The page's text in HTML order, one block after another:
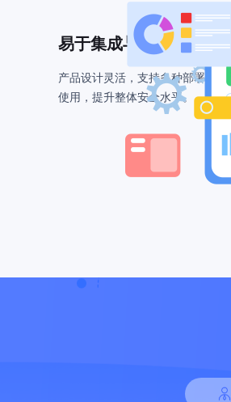
易于集成与使用
产品设计灵活，支持多种部署方
使用，提升整体安全水平。